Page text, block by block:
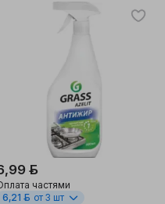
ƃ
частями
6,21 ƃ от 3 шт